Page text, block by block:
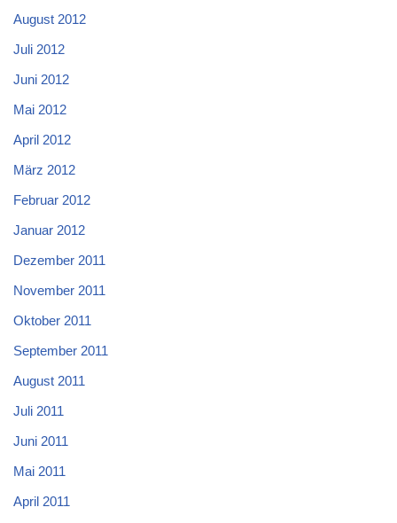
August 2012
Juli 2012
Juni 2012
Mai 2012
April 2012
März 2012
Februar 2012
Januar 2012
Dezember 2011
November 2011
Oktober 2011
September 2011
August 2011
Juli 2011
Juni 2011
Mai 2011
April 2011